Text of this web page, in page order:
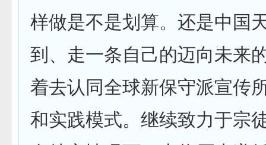
样做是不是划算。还是中国
到、走一条自己的迈向未来
着去认同全球新保守派宣传
和实践模式。继续致力于宗